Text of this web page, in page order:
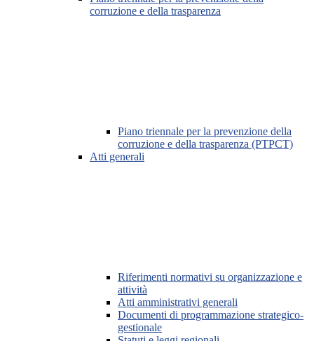
corruzione e della trasparenza
Piano triennale per la prevenzione della
corruzione e della trasparenza (PTPCT)
Atti generali
Riferimenti normativi su organizzazione e
attività
Atti amministrativi generali
Documenti di programmazione strategico-
gestionale